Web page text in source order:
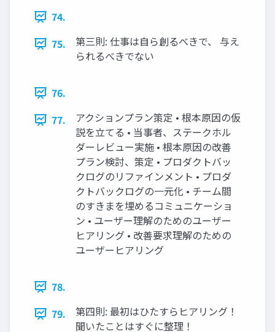
74.
75.
第三則: 仕事は自ら創るべきで、 与え
られるべきでない
76.
77.
アクションプラン策定 • 根本原因の仮
説を立てる • 当事者、ステークホル
ダーレビュー実施 • 根本原因の改善
プラン検討、策定 • プロダクトバッ
クログのリファインメント • プロダ
クトバックログの一元化 • チーム間
のすきまを埋めるコミュニケーショ
ン • ユーザー理解のためのユーザー
ヒアリング • 改善要求理解のための
ユーザーヒアリング
78.
79.
第四則: 最初はひたすらヒアリング！
聞いたことはすぐに整理！